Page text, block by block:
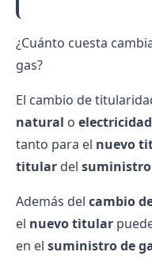
¿Cuánto cuesta
gas?
El cambio de
natural o electricidad
tanto para el nuevo
titular del suministro
Además del cambio
el nuevo titular
en el suministro de